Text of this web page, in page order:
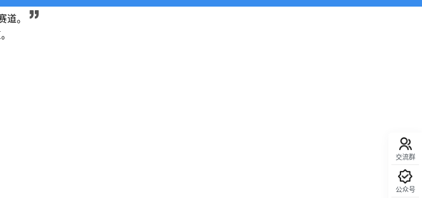
道。
交流群
公众号